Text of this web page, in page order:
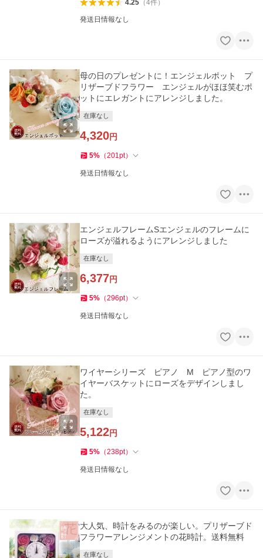
4.25（4件）
発送日情報なし
母の日のプレゼントに！エンジェルポット プ
リザーブドフラワー エンジェルがほほ笑むポ
ットにエレガントにアレンジしました。
在庫なし
4,320円
5% （201pt）
発送日情報なし
エンジェルフレームSエンジェルのフレームに
ローズが溢れるようにアレンジしました
在庫なし
6,377円
5% （296pt）
発送日情報なし
ワイヤーシリーズ ピアノ M ピアノ型のワ
イヤーバスケットにローズをデザインしまし
た。
在庫なし
5,122円
5% （238pt）
発送日情報なし
大人気、時計をみるのが楽しい。プリザーブド
フラワーアレンジメントの花時計。送料無料
在庫なし